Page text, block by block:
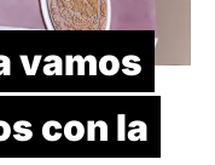
vamos
con la